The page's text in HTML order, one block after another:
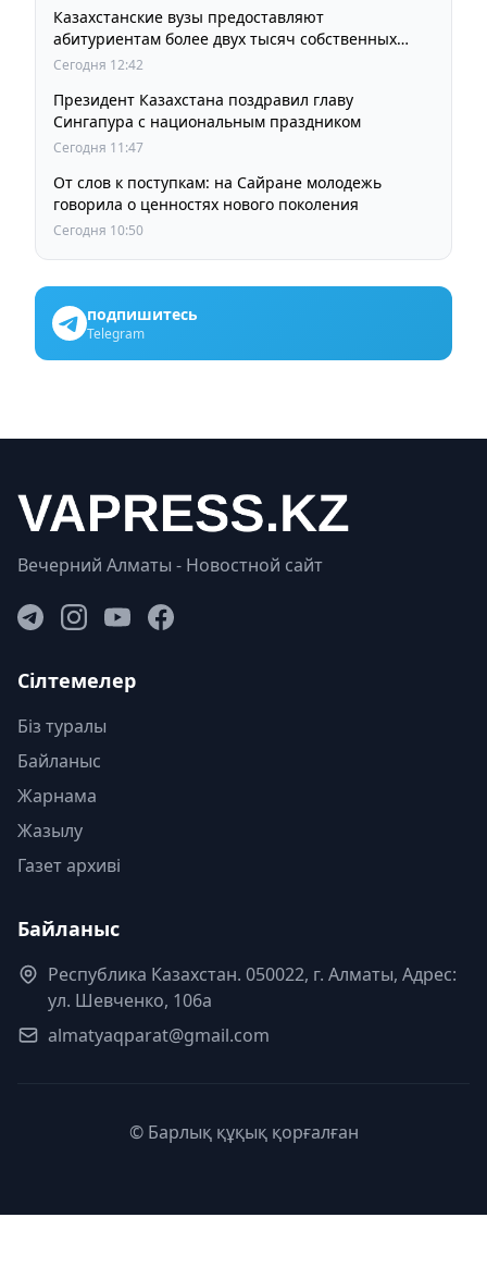
Казахстанские вузы предоставляют
абитуриентам более двух тысяч собственных
образовательных грантов
Сегодня 12:42
Президент Казахстана поздравил главу
Сингапура с национальным праздником
Сегодня 11:47
От слов к поступкам: на Сайране молодежь
говорила о ценностях нового поколения
Сегодня 10:50
подпишитесь
Telegram
Вечерний Алматы - Новостной сайт
Сілтемелер
Біз туралы
Байланыс
Жарнама
Жазылу
Газет архиві
Байланыс
Республика Казахстан. 050022, г. Алматы, Адрес:
ул. Шевченко, 106а
almatyaqparat@gmail.com
© Барлық құқық қорғалған